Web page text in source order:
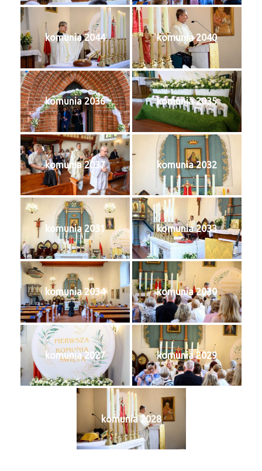
komunia 2044 komunia 2040
komunia 2036 komunia 2035
komunia 2037 komunia 2032
komunia 2031 komunia 2033
komunia 2034 komunia 2030
komunia 2027 komunia 2029
komunia 2028